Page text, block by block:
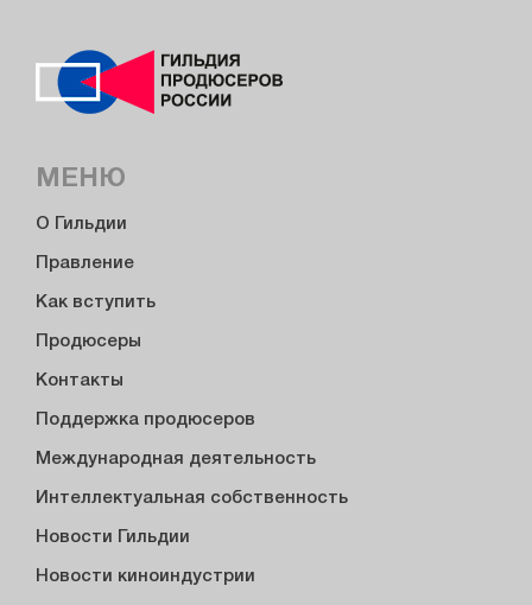
МЕНЮ
О Гильдии
Правление
Как вступить
Продюсеры
Контакты
Поддержка продюсеров
Международная деятельность
Интеллектуальная собственность
Новости Гильдии
Новости киноиндустрии